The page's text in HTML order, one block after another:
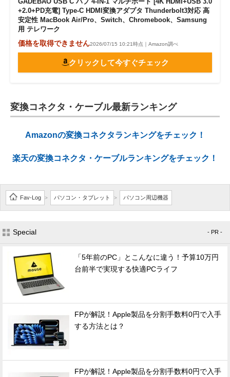
+2.0+PD充電] Type-C HDMI変換アダプタ Thunderbolt3対応 高
安定性 MacBook Air/Pro、Switch、Chromebook、Samsung
用 テレワーク
価格を取得できません2026/07/15 10:21時点｜Amazon調べ
クリックして今すぐチェック
変換コネクタ・ケーブル最新ランキング
Amazonの変換コネクタランキングをチェック！
楽天の変換コネクタ・ケーブルランキングをチェック！
Fav-Log > パソコン・タブレット > パソコン周辺機器
Special - PR -
「5年前のPC」とこんなに違う！予算10万円
台前半で実現する快適PCライフ
FPが解説！Apple製品を分割手数料0円で入手
する方法とは？
FPが解説！Apple製品を分割手数料0円で入手